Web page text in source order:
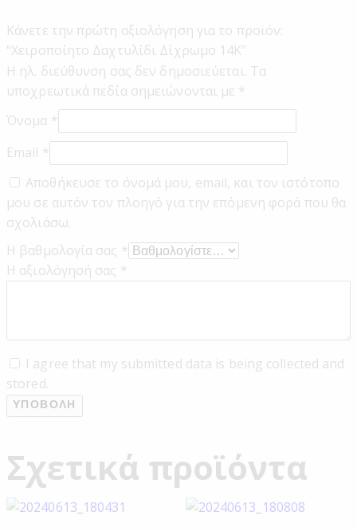
Κάνετε την πρώτη αξιολόγηση για το προϊόν:
“Χειροποίητο Δαχτυλίδι Δίχρωμο 14Κ”
Η ηλ. διεύθυνση σας δεν δημοσιεύεται. Τα
υποχρεωτικά πεδία σημειώνονται με *
Όνομα *
Email *
Αποθήκευσε το όνομά μου, email, και τον ιστότοπο
μου σε αυτόν τον πλοηγό για την επόμενη φορά που θα
σχολιάσω.
Η βαθμολογία σας *
Η αξιολόγησή σας *
I agree that my submitted data is being collected and
stored.
Σχετικά προϊόντα